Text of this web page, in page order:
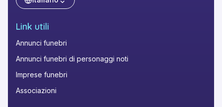
Link utili
Annunci funebri
Annunci funebri di personaggi noti
Imprese funebri
Associazioni